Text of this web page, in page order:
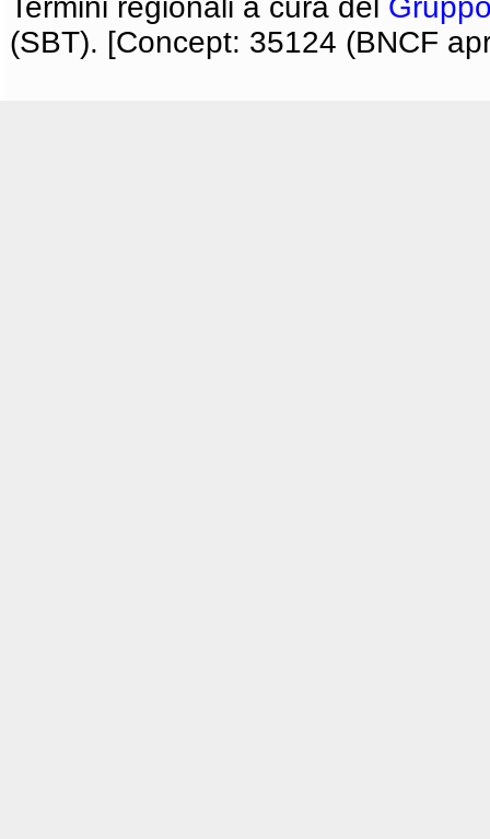
Termini regionali a cura del
(SBT). [Concept: 35124 (BNCF